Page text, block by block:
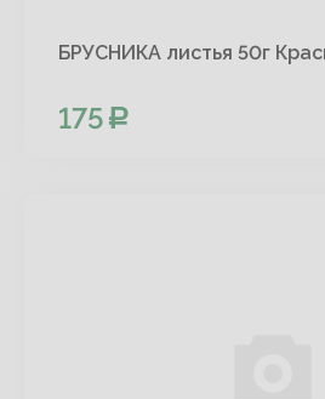
БРУСНИКА листья 50г
175